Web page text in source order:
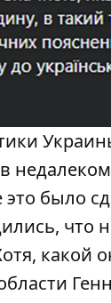
было
что
какой